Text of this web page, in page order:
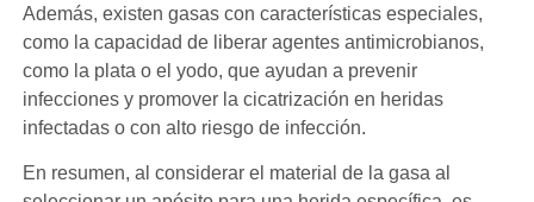
Además, existen gasas con características especiales,
como la capacidad de liberar agentes antimicrobianos,
como la plata o el yodo, que ayudan a prevenir
infecciones y promover la cicatrización en heridas
infectadas o con alto riesgo de infección.
En resumen, al considerar el material de la gasa al